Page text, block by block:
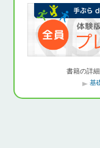
書籍の詳
基